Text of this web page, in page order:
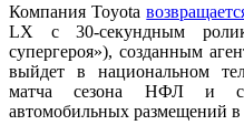
Компания Toyota
LX с 30-секундным
супергероя»), созданным
выйдет в национальном
матча сезона НФЛ и
автомобильных размещений